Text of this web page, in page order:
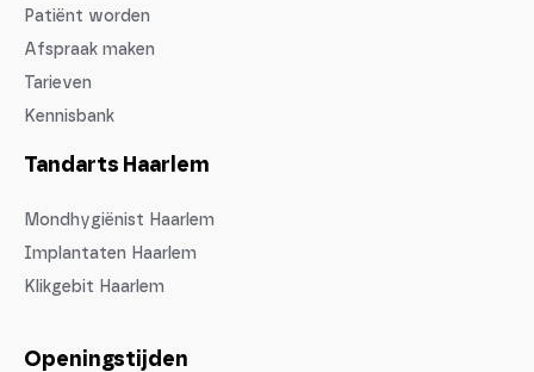
Patiënt worden
Afspraak maken
Tarieven
Kennisbank
Tandarts Haarlem
Mondhygiënist Haarlem
Implantaten Haarlem
Klikgebit Haarlem
Openingstijden